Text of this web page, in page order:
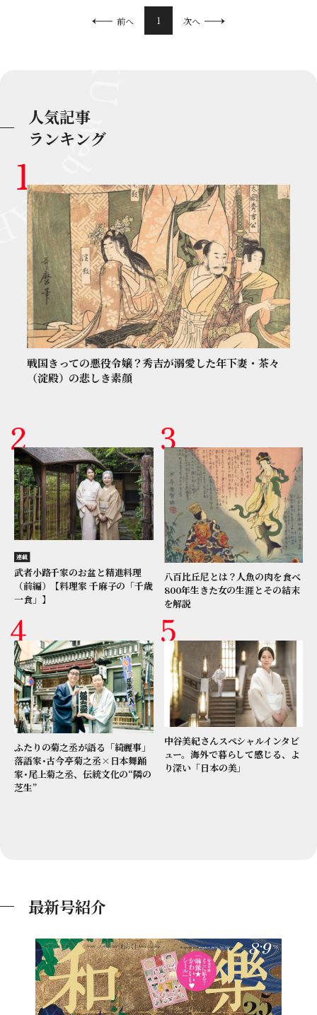
前へ 1 次へ
人気記事
ランキング
戦国きっての悪役令嬢？秀吉が溺愛した年下妻・茶々
（淀殿）の悲しき素顔
連載
武者小路千家のお盆と精進料理
（前編）【料理家 千麻子の「千歳
一食」】
八百比丘尼とは？人魚の肉を食べ
800年生きた女の生涯とその結末
を解説
ふたりの菊之丞が語る「綺麗事」
落語家･古今亭菊之丞×日本舞踊
家･尾上菊之丞、伝統文化の“隣の
芝生”
中谷美紀さんスペシャルインタビ
ュー。海外で暮らして感じる、よ
り深い「日本の美」
最新号紹介